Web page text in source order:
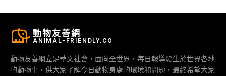
動物友善網
ANIMAL-FRIENDLY.CO
動物友善網立足華文社會，面向全世界，每日報導發生於世界各地
的動物事，供大家了解今日動物身處的環境和問題，最終希望大家